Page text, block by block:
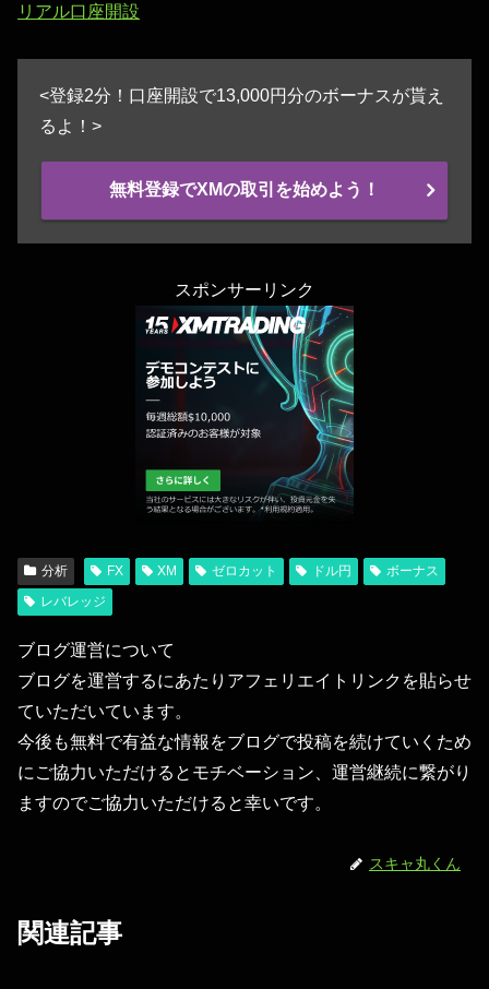
リアル口座開設
<登録2分！口座開設で13,000円分のボーナスが貰え
るよ！>
無料登録でXMの取引を始めよう！
スポンサーリンク
分析 FX XM ゼロカット ドル円
ボーナス
レバレッジ
ブログ運営について
ブログを運営するにあたりアフェリエイトリンクを貼らせ
ていただいています。
今後も無料で有益な情報をブログで投稿を続けていくため
にご協力いただけるとモチベーション、運営継続に繋がり
ますのでご協力いただけると幸いです。
スキャ丸くん
関連記事